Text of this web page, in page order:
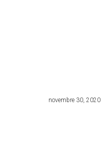
novembre 30, 2020